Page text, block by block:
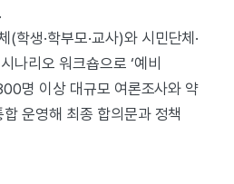
학생·학부모·교사)와 시민단체·
나리오 워크숍으로 ‘예비
명 이상 대규모 여론조사와 약
운영해 최종 합의문과 정책